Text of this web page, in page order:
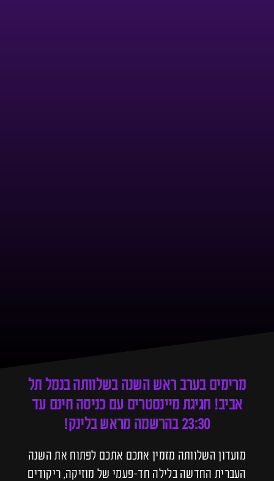
מרימים בערב ראש השנה בשלוותה בנמל תל
אביב! חגיגת מיינסטרים עם כניסה חינם עד
23:30 בהרשמה מראש בלינק!
מועדון השלוותה מזמין אתכם אתכם לפתוח את השנה
העברית החדשה בלילה חד-פעמי של מוזיקה, ריקודים